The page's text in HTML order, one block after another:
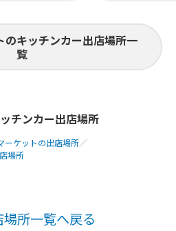
のキッチンカー出店場所一
覧
チンカー出店場所
ーケットの出店場所／
場所
場所一覧へ戻る